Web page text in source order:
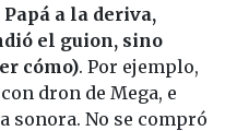
a la deriva,
el guion, sino
cómo). Por ejemplo,
dron de Mega, e
sonora. No se compró